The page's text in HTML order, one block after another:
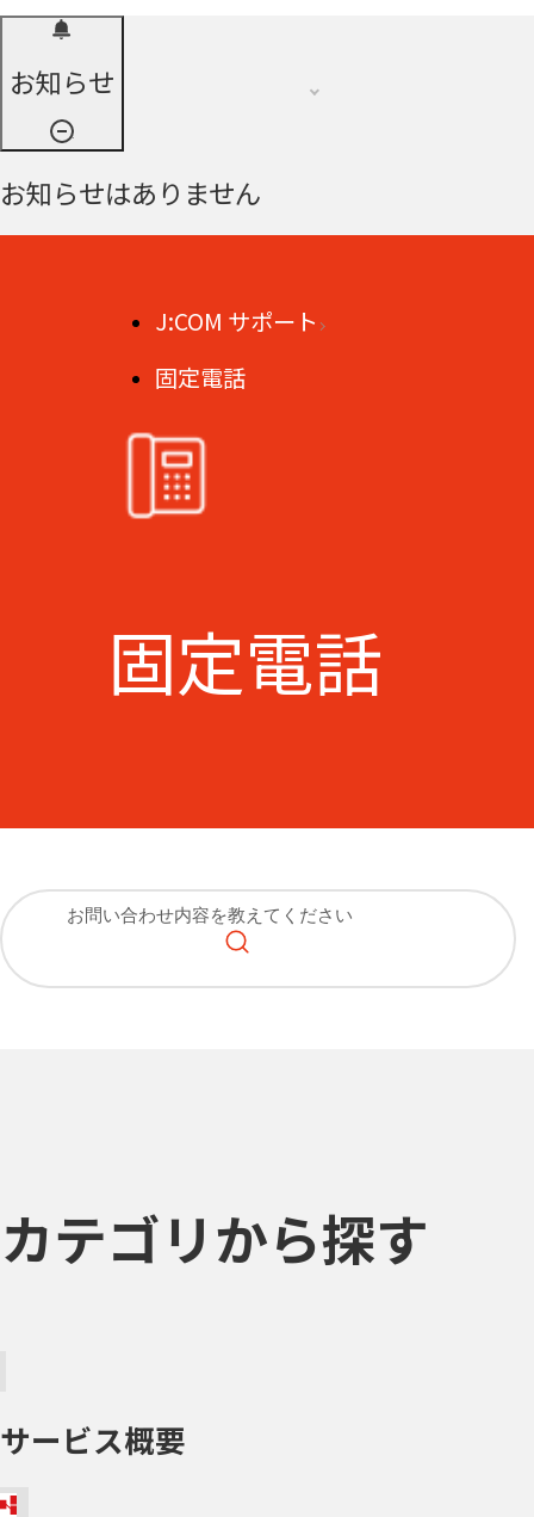
お知らせ
お知らせはありません
J:COM サポート
固定電話
固定電話
カテゴリから探す
サービス概要